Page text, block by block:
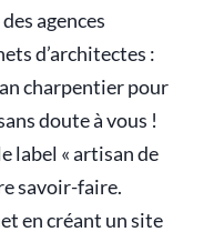
agences
d’architectes :
charpentier pour
doute à vous !
label « artisan de
savoir-faire.
en créant un site